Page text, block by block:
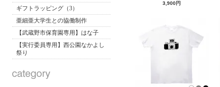
ギフトラッピング（3）
亜細亜大学生との協働制作
【武蔵野市保育園専用】はな子
【実行委員専用】西公園なかよし
祭り
3,900円